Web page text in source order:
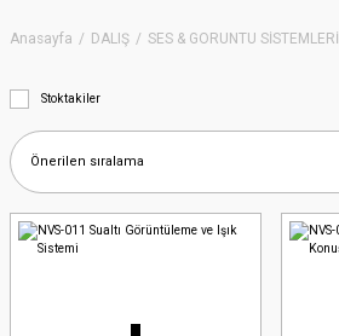
Anasayfa DALIŞ SES & GÖRÜNTÜ SİSTEMLERİ
Stoktakiler